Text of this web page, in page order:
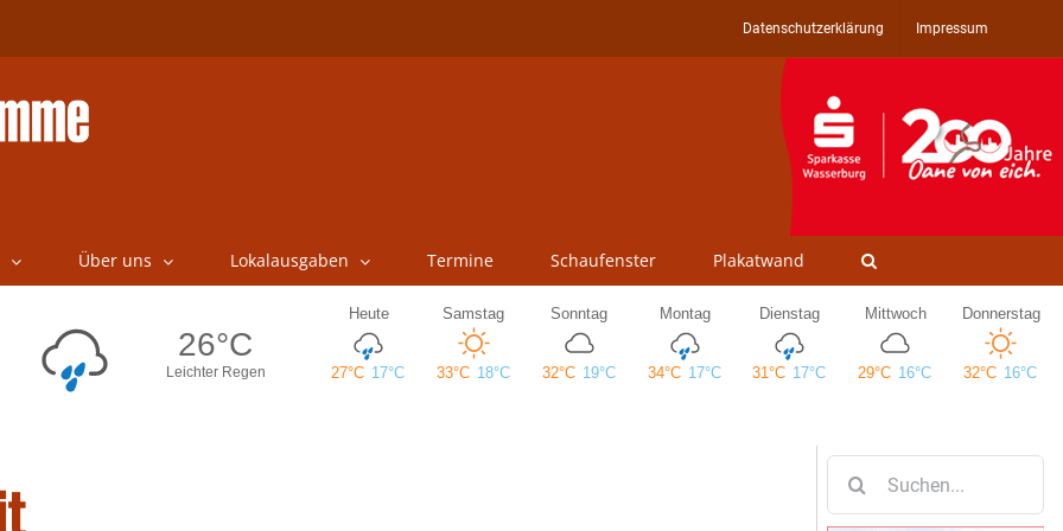
Datenschutzerklärung Impressum
Über uns Lokalausgaben Termine Schaufenster Plakatwand
nach: